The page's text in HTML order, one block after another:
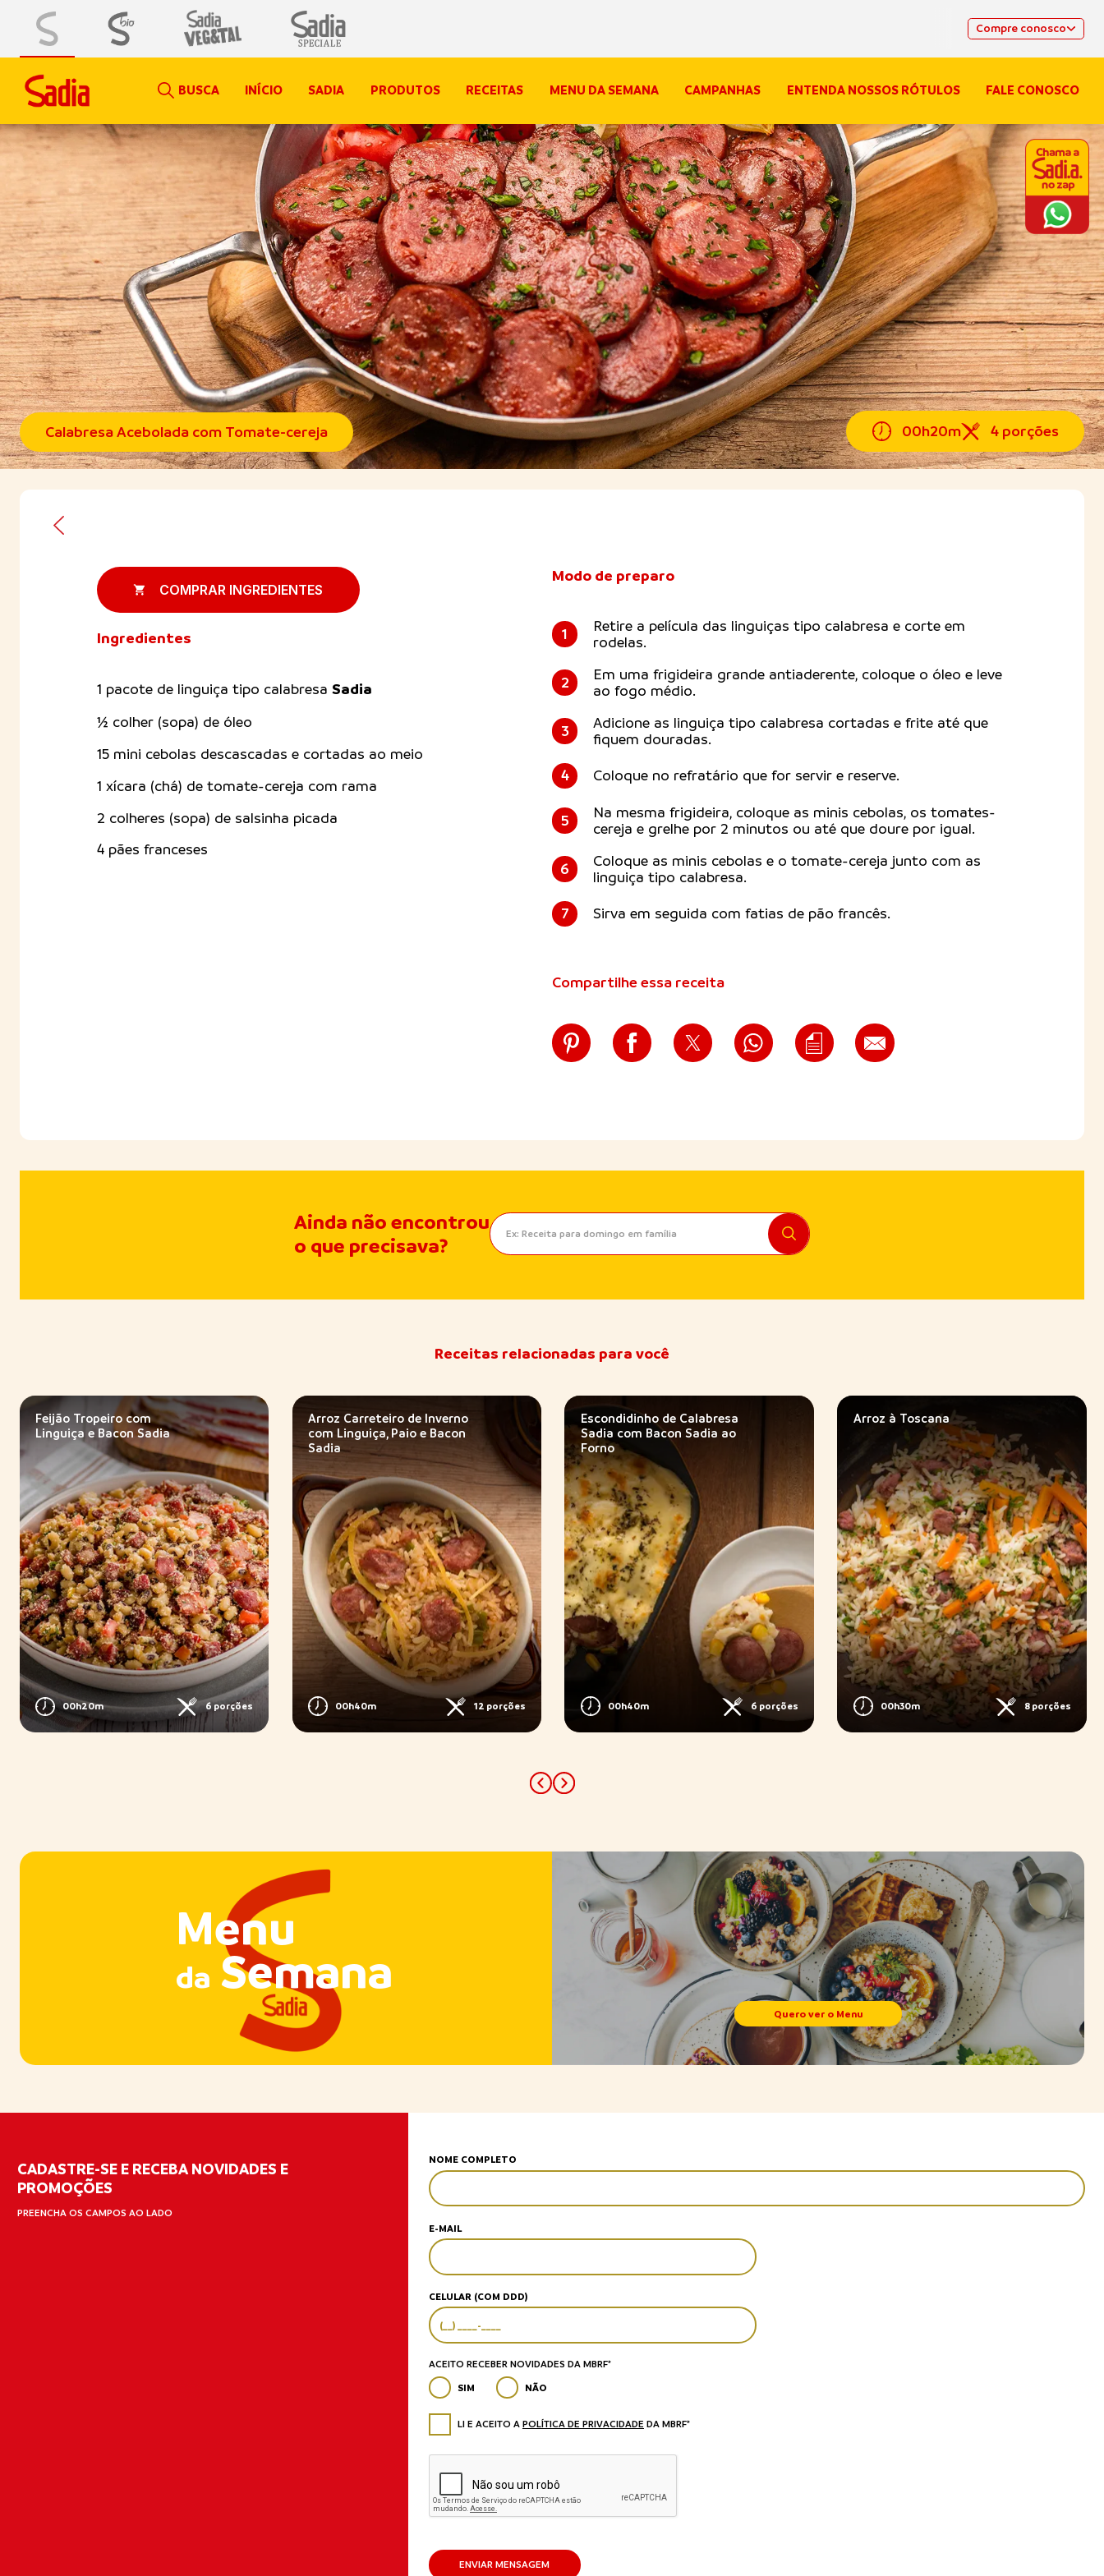
Compre conosco
BUSCA INÍCIO SADIA PRODUTOS RECEITAS MENU DA SEMANA CAMPANHAS ENTENDA NOSSOS RÓTULOS FALE CONOSCO
Calabresa Acebolada com Tomate-cereja 00h20m 4 porções
COMPRAR INGREDIENTES
Ingredientes
1 pacote de linguiça tipo calabresa Sadia
½ colher (sopa) de óleo
15 mini cebolas descascadas e cortadas ao meio
1 xícara (chá) de tomate-cereja com rama
2 colheres (sopa) de salsinha picada
4 pães franceses
Modo de preparo
1
Retire a película das linguiças tipo calabresa e corte em
rodelas.
2
Em uma frigideira grande antiaderente, coloque o óleo e leve
ao fogo médio.
3
Adicione as linguiça tipo calabresa cortadas e frite até que
fiquem douradas.
4 Coloque no refratário que for servir e reserve.
5
Na mesma frigideira, coloque as minis cebolas, os tomates-
cereja e grelhe por 2 minutos ou até que doure por igual.
6
Coloque as minis cebolas e o tomate-cereja junto com as
linguiça tipo calabresa.
7 Sirva em seguida com fatias de pão francês.
Compartilhe essa receita
Ainda não encontrou
o que precisava?
Receitas relacionadas para você
00h20m 6 porções
Feijão Tropeiro com
Linguiça e Bacon Sadia
00h40m 12 porções
Arroz Carreteiro de Inverno
com Linguiça, Paio e Bacon
Sadia
00h40m 6 porções
Escondidinho de Calabresa
Sadia com Bacon Sadia ao
Forno
00h30m 8 porções
Arroz à Toscana
Previous
Next
Menu
da Semana
Quero ver o Menu
CADASTRE-SE E RECEBA NOVIDADES E
PROMOÇÕES
PREENCHA OS CAMPOS AO LADO
NOME COMPLETO
E-MAIL
CELULAR (COM DDD)
ACEITO RECEBER NOVIDADES DA MBRF*
SIM NÃO
LI E ACEITO A POLÍTICA DE PRIVACIDADE DA MBRF*
ENVIAR MENSAGEM